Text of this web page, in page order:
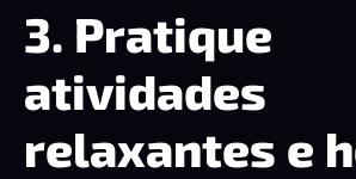
3. Pratique
atividades
relaxantes e